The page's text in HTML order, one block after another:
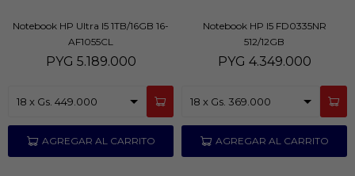
Notebook HP Ultra I5 1TB/16GB 16-
AF1055CL
PYG 5.189.000
Notebook HP I5 FD0335NR
512/12GB
PYG 4.349.000